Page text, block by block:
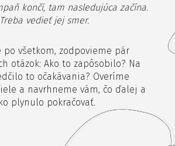
končí, tam nasledujúca začína.
Treba vedieť jej smer.
po všetkom, zodpovieme pár
otázok: Ako to zapôsobilo? Na
to očakávania? Overíme
a navrhneme vám, čo ďalej a
plynulo pokračovať.